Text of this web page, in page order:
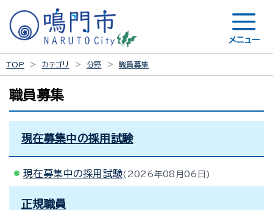
メニュー
TOP カテゴリ 分野 職員募集
職員募集
現在募集中の採用試験
現在募集中の採用試験 2026年08月06日
正規職員